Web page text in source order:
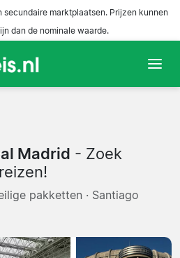
secundaire marktplaatsen. Prijzen kunnen
dan de nominale waarde.
Madrid - Zoek
pakketten · Santiago